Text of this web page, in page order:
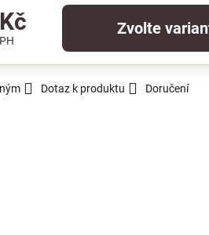
Zvolte
Dotaz k produktu Doručení